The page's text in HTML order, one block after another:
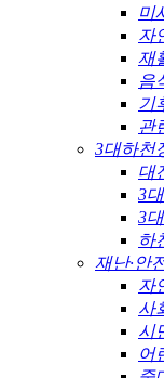
미
자
재
음
기
관
3대하천
대
3
3
하
재난·안
자
사
시
어